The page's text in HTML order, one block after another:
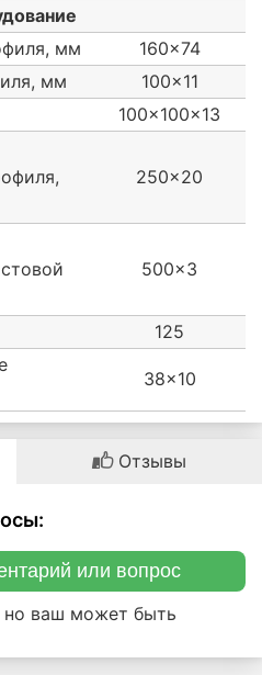
мм
160x74
мм
100x11
100x100x13
250x20
500x3
125
38x10
Отзывы
или вопрос
но ваш может быть